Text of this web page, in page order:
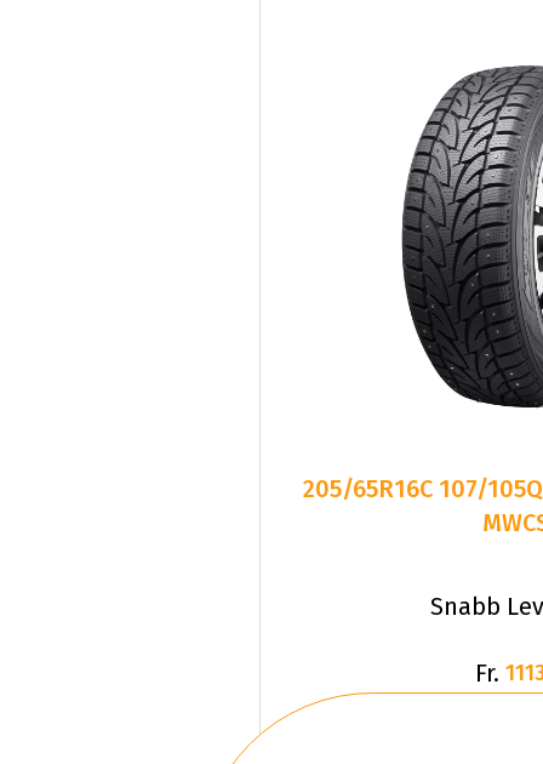
205/65R16C 107/
Snabb
Fr.